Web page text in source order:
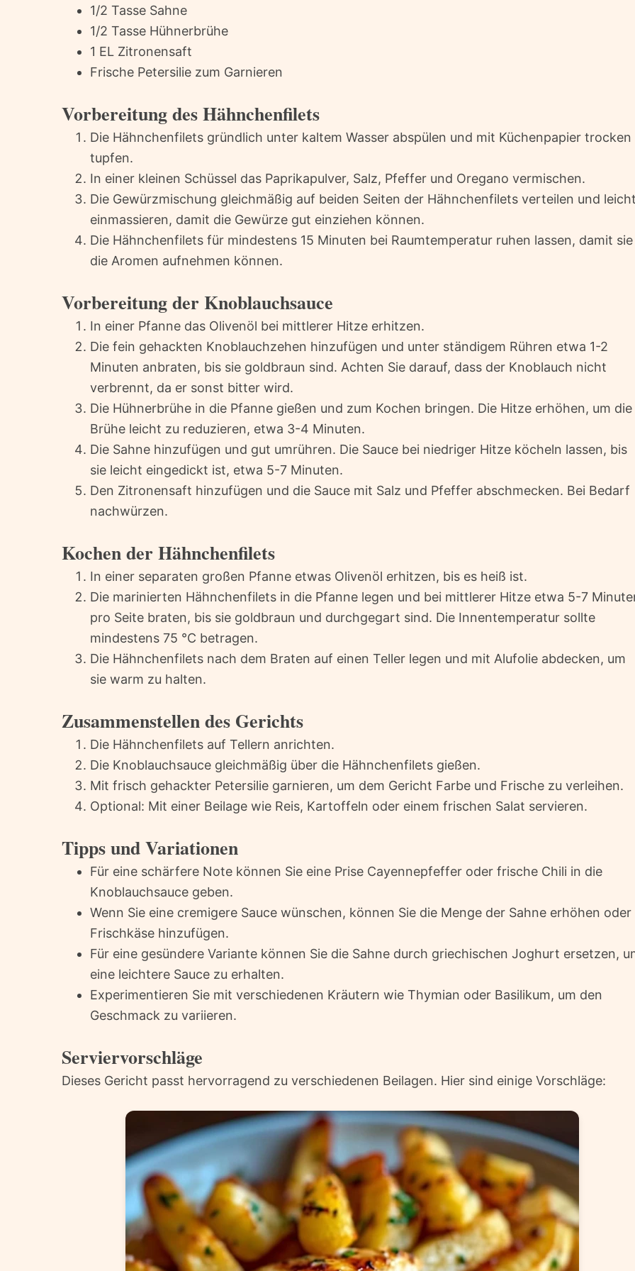
1/2 Tasse Sahne
1/2 Tasse Hühnerbrühe
1 EL Zitronensaft
Frische Petersilie zum Garnieren
Vorbereitung des Hähnchenfilets
Die Hähnchenfilets gründlich unter kaltem Wasser abspülen und mit Küchenpapier trocken
tupfen.
In einer kleinen Schüssel das Paprikapulver, Salz, Pfeffer und Oregano vermischen.
Die Gewürzmischung gleichmäßig auf beiden Seiten der Hähnchenfilets verteilen und
einmassieren, damit die Gewürze gut einziehen können.
Die Hähnchenfilets für mindestens 15 Minuten bei Raumtemperatur ruhen lassen, damit sie
die Aromen aufnehmen können.
Vorbereitung der Knoblauchsauce
In einer Pfanne das Olivenöl bei mittlerer Hitze erhitzen.
Die fein gehackten Knoblauchzehen hinzufügen und unter ständigem Rühren etwa 1-2
Minuten anbraten, bis sie goldbraun sind. Achten Sie darauf, dass der Knoblauch nicht
verbrennt, da er sonst bitter wird.
Die Hühnerbrühe in die Pfanne gießen und zum Kochen bringen. Die Hitze erhöhen, um die
Brühe leicht zu reduzieren, etwa 3-4 Minuten.
Die Sahne hinzufügen und gut umrühren. Die Sauce bei niedriger Hitze köcheln lassen, bis
sie leicht eingedickt ist, etwa 5-7 Minuten.
Den Zitronensaft hinzufügen und die Sauce mit Salz und Pfeffer abschmecken. Bei Bedarf
nachwürzen.
Kochen der Hähnchenfilets
In einer separaten großen Pfanne etwas Olivenöl erhitzen, bis es heiß ist.
Die marinierten Hähnchenfilets in die Pfanne legen und bei mittlerer Hitze etwa 5-7
pro Seite braten, bis sie goldbraun und durchgegart sind. Die Innentemperatur sollte
mindestens 75 °C betragen.
Die Hähnchenfilets nach dem Braten auf einen Teller legen und mit Alufolie abdecken, um
sie warm zu halten.
Zusammenstellen des Gerichts
Die Hähnchenfilets auf Tellern anrichten.
Die Knoblauchsauce gleichmäßig über die Hähnchenfilets gießen.
Mit frisch gehackter Petersilie garnieren, um dem Gericht Farbe und Frische zu verleihen.
Optional: Mit einer Beilage wie Reis, Kartoffeln oder einem frischen Salat servieren.
Tipps und Variationen
Für eine schärfere Note können Sie eine Prise Cayennepfeffer oder frische Chili in die
Knoblauchsauce geben.
Wenn Sie eine cremigere Sauce wünschen, können Sie die Menge der Sahne erhöhen oder
Frischkäse hinzufügen.
Für eine gesündere Variante können Sie die Sahne durch griechischen Joghurt ersetzen,
eine leichtere Sauce zu erhalten.
Experimentieren Sie mit verschiedenen Kräutern wie Thymian oder Basilikum, um den
Geschmack zu variieren.
Serviervorschläge
Dieses Gericht passt hervorragend zu verschiedenen Beilagen. Hier sind einige Vorschläge: